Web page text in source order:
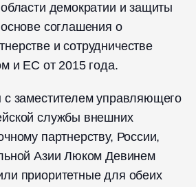
демократии и защиты
соглашения о
и сотрудничестве
и ЕС от 2015 года.
заместителем управляющего
службы внешних
партнерству, России,
Азии Люком Девинем
приоритетные для обеих